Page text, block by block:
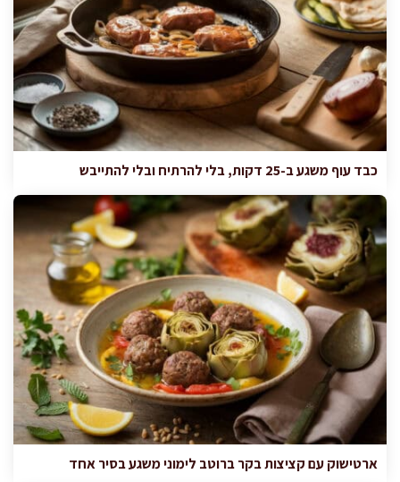
כבד עוף משגע ב-25 דקות, בלי להרתיח ובלי להתייבש
ארטישוק עם קציצות בקר ברוטב לימוני משגע בסיר אחד